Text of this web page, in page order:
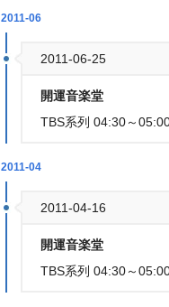
2011-06
2011-06-25
開運音楽堂
TBS系列 04:30～
2011-04
2011-04-16
開運音楽堂
TBS系列 04:30～